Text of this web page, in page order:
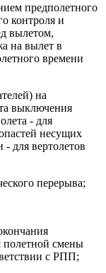
предполетного
контроля и
вылетом,
на вылет в
времени
на
выключения
- для
несущих
для вертолетов
перерыва;
полетной смены
с РПП;